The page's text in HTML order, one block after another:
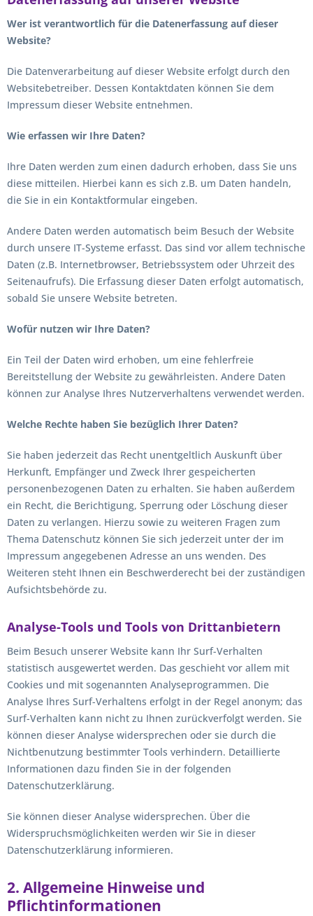
Wer ist verantwortlich für die Datenerfassung auf dieser
Website?
Die Datenverarbeitung auf dieser Website erfolgt durch den
Websitebetreiber. Dessen Kontaktdaten können Sie dem
Impressum dieser Website entnehmen.
Wie erfassen wir Ihre Daten?
Ihre Daten werden zum einen dadurch erhoben, dass Sie uns
diese mitteilen. Hierbei kann es sich z.B. um Daten handeln,
die Sie in ein Kontaktformular eingeben.
Andere Daten werden automatisch beim Besuch der Website
durch unsere IT-Systeme erfasst. Das sind vor allem technische
Daten (z.B. Internetbrowser, Betriebssystem oder Uhrzeit des
Seitenaufrufs). Die Erfassung dieser Daten erfolgt automatisch,
sobald Sie unsere Website betreten.
Wofür nutzen wir Ihre Daten?
Ein Teil der Daten wird erhoben, um eine fehlerfreie
Bereitstellung der Website zu gewährleisten. Andere Daten
können zur Analyse Ihres Nutzerverhaltens verwendet werden.
Welche Rechte haben Sie bezüglich Ihrer Daten?
Sie haben jederzeit das Recht unentgeltlich Auskunft über
Herkunft, Empfänger und Zweck Ihrer gespeicherten
personenbezogenen Daten zu erhalten. Sie haben außerdem
ein Recht, die Berichtigung, Sperrung oder Löschung dieser
Daten zu verlangen. Hierzu sowie zu weiteren Fragen zum
Thema Datenschutz können Sie sich jederzeit unter der im
Impressum angegebenen Adresse an uns wenden. Des
Weiteren steht Ihnen ein Beschwerderecht bei der zuständigen
Aufsichtsbehörde zu.
Analyse-Tools und Tools von Drittanbietern
Beim Besuch unserer Website kann Ihr Surf-Verhalten
statistisch ausgewertet werden. Das geschieht vor allem mit
Cookies und mit sogenannten Analyseprogrammen. Die
Analyse Ihres Surf-Verhaltens erfolgt in der Regel anonym; das
Surf-Verhalten kann nicht zu Ihnen zurückverfolgt werden. Sie
können dieser Analyse widersprechen oder sie durch die
Nichtbenutzung bestimmter Tools verhindern. Detaillierte
Informationen dazu finden Sie in der folgenden
Datenschutzerklärung.
Sie können dieser Analyse widersprechen. Über die
Widerspruchsmöglichkeiten werden wir Sie in dieser
Datenschutzerklärung informieren.
2. Allgemeine Hinweise und
Pflichtinformationen